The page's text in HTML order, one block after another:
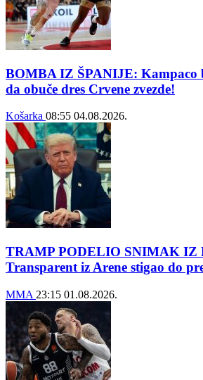
BOMBA IZ ŠPANIJE: Kampaco
da obuče dres Crvene zvezde!
Košarka 08:55 04.08.2026.
TRAMP PODELIO SNIMAK IZ
Transparent iz Arene stigao do
MMA 23:15 01.08.2026.